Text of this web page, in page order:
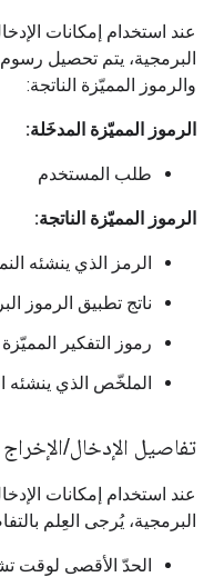
عند استخدام إمكانات
البرمجية، يتم تحصيل
والرموز المميّزة الناتجة:
الرموز المميّزة المدخَلة:
طلب المستخدم
الرموز المميّزة الناتجة:
الرمز الذي ينشئه
ناتج تطبيق الرموز
رموز التفكير المميّزة
الملخّص الذي ينشئه
تفاصيل الإدخال/الإخراج
عند استخدام إمكانات
البرمجية، يُرجى العِلم
الحدّ الأقصى لوقت تشغيل